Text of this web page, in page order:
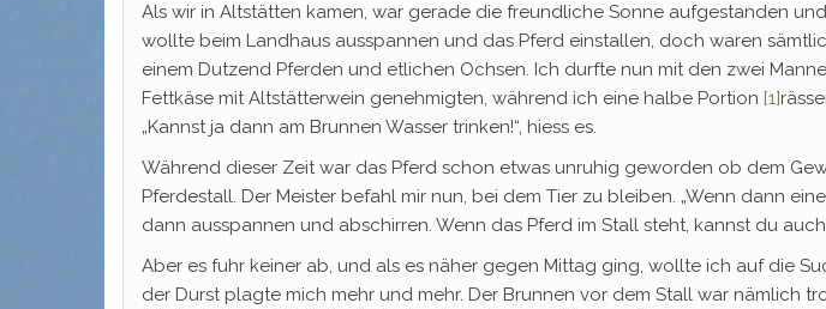
Als wir in Altstätten kamen, war gerade die freundliche Sonne aufgestanden
wollte beim Landhaus ausspannen und das Pferd einstallen, doch waren
einem Dutzend Pferden und etlichen Ochsen. Ich durfte nun mit den zwei
Fettkäse mit Altstätterwein genehmigten, während ich eine halbe Portion [1]
„Kannst ja dann am Brunnen Wasser trinken!“, hiess es.
Während dieser Zeit war das Pferd schon etwas unruhig geworden ob dem
Pferdestall. Der Meister befahl mir nun, bei dem Tier zu bleiben. „Wenn dann
dann ausspannen und abschirren. Wenn das Pferd im Stall steht, kannst du auch
Aber es fuhr keiner ab, und als es näher gegen Mittag ging, wollte ich auf die
der Durst plagte mich mehr und mehr. Der Brunnen vor dem Stall war nämlich